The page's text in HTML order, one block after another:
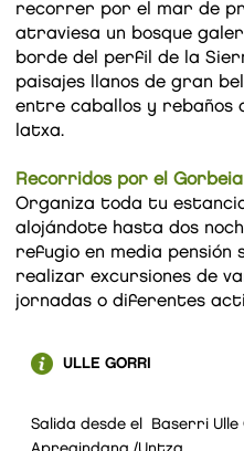
recorrer por el mar de
atraviesa un bosque
borde del perfil de la
paisajes llanos de gran
entre caballos y rebaños
latxa.
Recorridos por el Gorbeia​
Organiza toda tu
alojándote hasta dos
refugio en media pensión
realizar excursiones de
jornadas o diferentes
ULLE GORRI
Salida desde el Baserri Ulle